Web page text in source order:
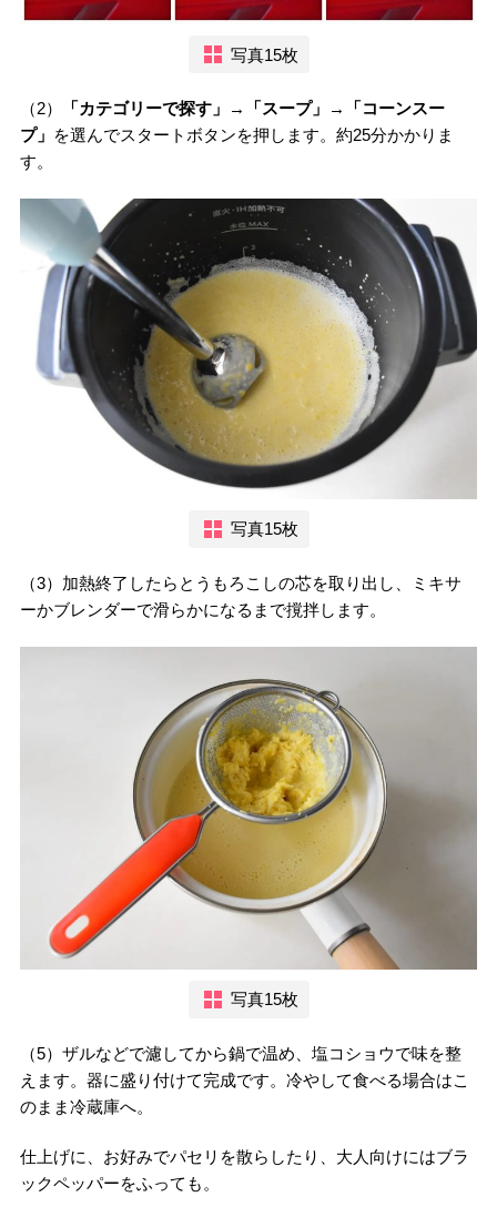
写真15枚
（2）
「カテゴリーで探す」→「スープ」→「コーンスー
プ」 を選んでスタートボタンを押します。約25分かかりま
す。
写真15枚
（3）加熱終了したらとうもろこしの芯を取り出し、ミキサ
ーかブレンダーで滑らかになるまで撹拌します。
写真15枚
（5）ザルなどで濾してから鍋で温め、塩コショウで味を整
えます。器に盛り付けて完成です。冷やして食べる場合はこ
のまま冷蔵庫へ。
仕上げに、お好みでパセリを散らしたり、大人向けにはブラ
ックペッパーをふっても。